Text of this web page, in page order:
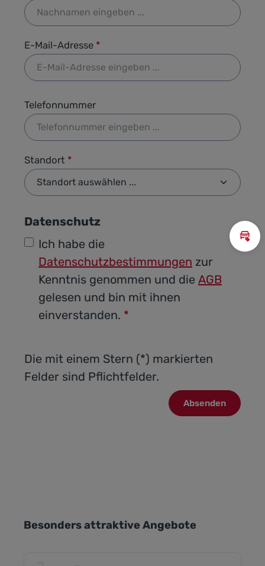
E-Mail-Adresse *
Telefonnummer
Standort *
Datenschutz
Ich habe die
Datenschutzbestimmungen zur
Kenntnis genommen und die AGB
gelesen und bin mit ihnen
einverstanden. *
Die mit einem Stern (*) markierten
Felder sind Pflichtfelder.
Absenden
Produktgalerie überspringen
Besonders attraktive Angebote